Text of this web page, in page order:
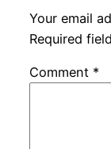
Your email
Required
Comment *